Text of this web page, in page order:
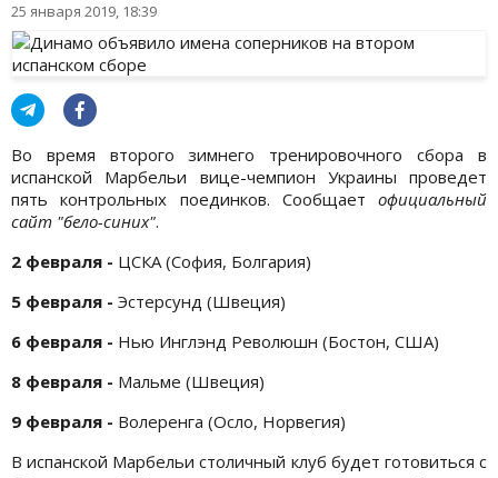
25 января 2019, 18:39
Во время второго зимнего тренировочного сбора в
испанской Марбельи вице-чемпион Украины проведет
пять контрольных поединков. Сообщает официальный
сайт "бело-синих".
2 февраля - ЦСКА (София, Болгария)
5 февраля - Эстерсунд (Швеция)
6 февраля - Нью Инглэнд Революшн (Бостон, США)
8 февраля - Мальме (Швеция)
9 февраля - Волеренга (Осло, Норвегия)
В испанской Марбельи столичный клуб будет готовиться с